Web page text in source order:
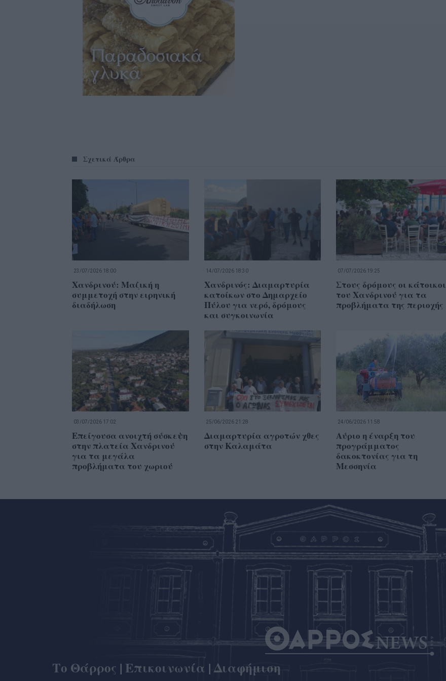
Σχετικά Άρθρα
23/07/2026 18:00
Χανδρινού: Μαζική η
συμμετοχή στην ειρηνική
διαδήλωση
14/07/2026 18:30
Χανδρινός: Διαμαρτυρία
κατοίκων στο Δημαρχείο
Πύλου για νερό, δρόμους
και συγκοινωνία
07/07/2026 19:25
Στους δρόμους οι κάτοικοι
του Χανδρινού για τα
προβλήματα της περιοχής
03/07/2026 17:02
Επείγουσα ανοιχτή σύσκεψη
στην πλατεία Χανδρινού
για τα μεγάλα
προβλήματα του χωριού
25/06/2026 21:28
Διαμαρτυρία αγροτών χθες
στην Καλαμάτα
24/06/2026 11:58
Αύριο η έναρξη του
προγράμματος
δακοκτονίας για τη
Μεσσηνία
Το Θάρρος | Επικοινωνία |Διαφήμιση